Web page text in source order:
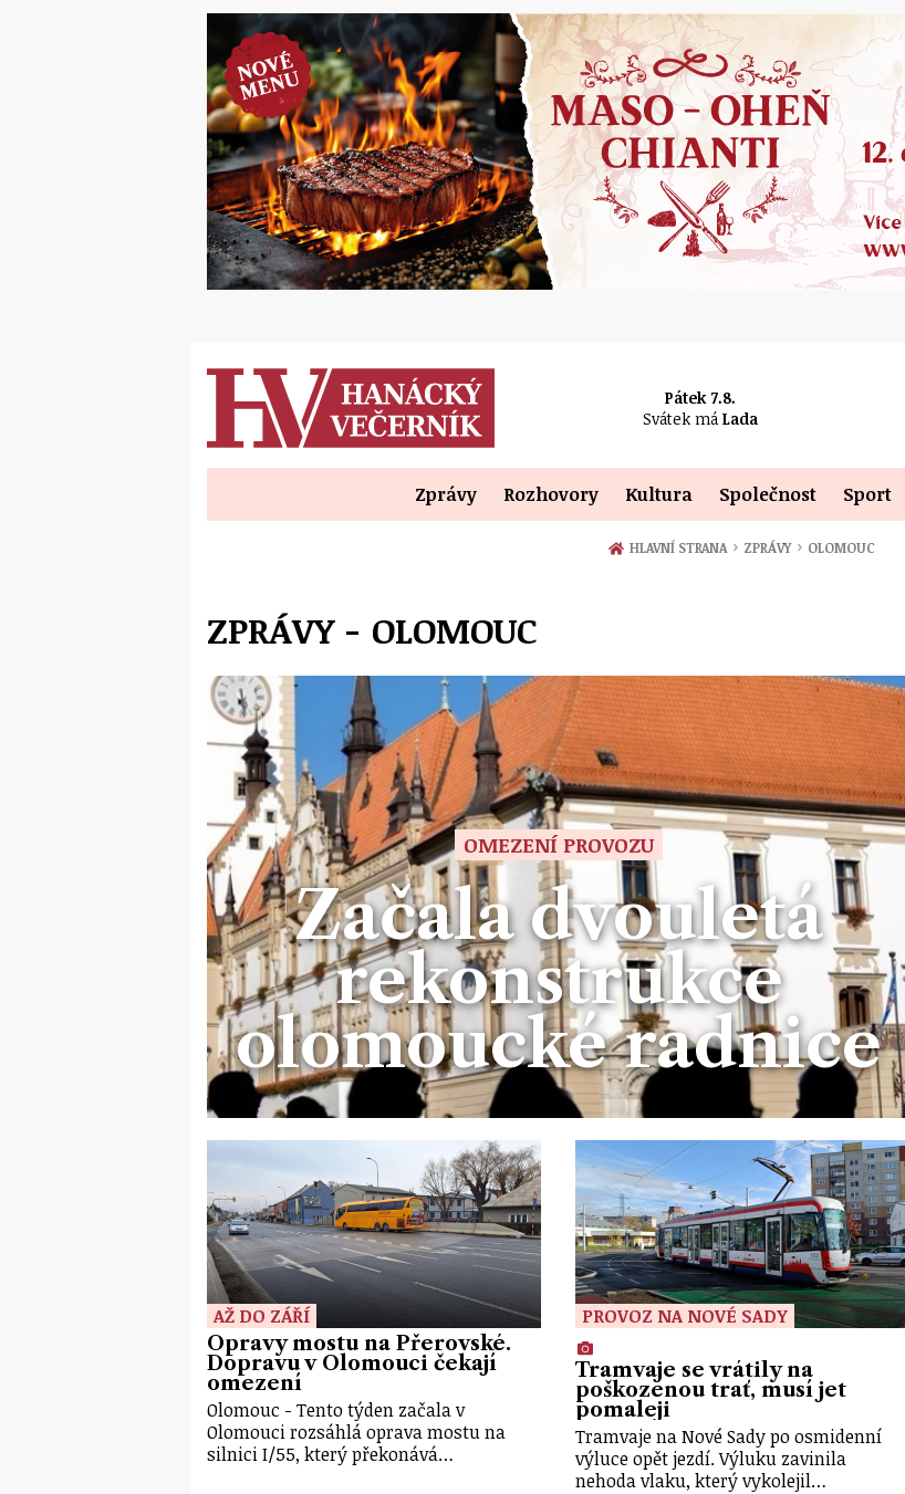
Pátek 7.8.
Svátek má Lada
Zprávy Rozhovory Kultura Společnost Sport
HLAVNÍ STRANA › ZPRÁVY › OLOMOUC
ZPRÁVY - OLOMOUC
OMEZENÍ PROVOZU
Začala dvouletá
rekonstrukce
olomoucké radnice
AŽ DO ZÁŘÍ
Opravy mostu na Přerovské.
Dopravu v Olomouci čekají
omezení
Olomouc - Tento týden začala v
Olomouci rozsáhlá oprava mostu na
silnici I/55, který překonává…
PROVOZ NA NOVÉ SADY
Tramvaje se vrátily na
poškozenou trať, musí jet
pomaleji
Tramvaje na Nové Sady po osmidenní
výluce opět jezdí. Výluku zavinila
nehoda vlaku, který vykolejil…